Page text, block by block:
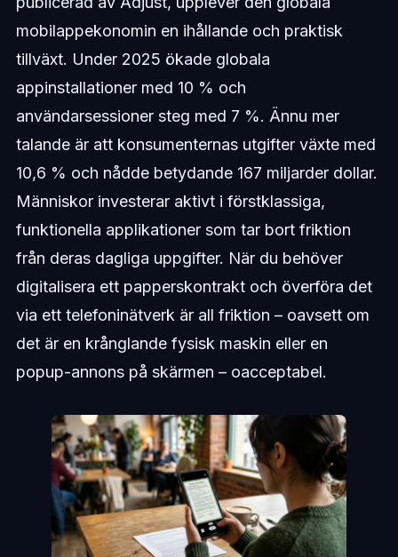
mobilappekonomin en ihållande och praktisk
tillväxt. Under 2025 ökade globala
appinstallationer med 10 % och
användarsessioner steg med 7 %. Ännu mer
talande är att konsumenternas utgifter växte med
10,6 % och nådde betydande 167 miljarder dollar.
Människor investerar aktivt i förstklassiga,
funktionella applikationer som tar bort friktion
från deras dagliga uppgifter. När du behöver
digitalisera ett papperskontrakt och överföra det
via ett telefoninätverk är all friktion – oavsett om
det är en krånglande fysisk maskin eller en
popup-annons på skärmen – oacceptabel.